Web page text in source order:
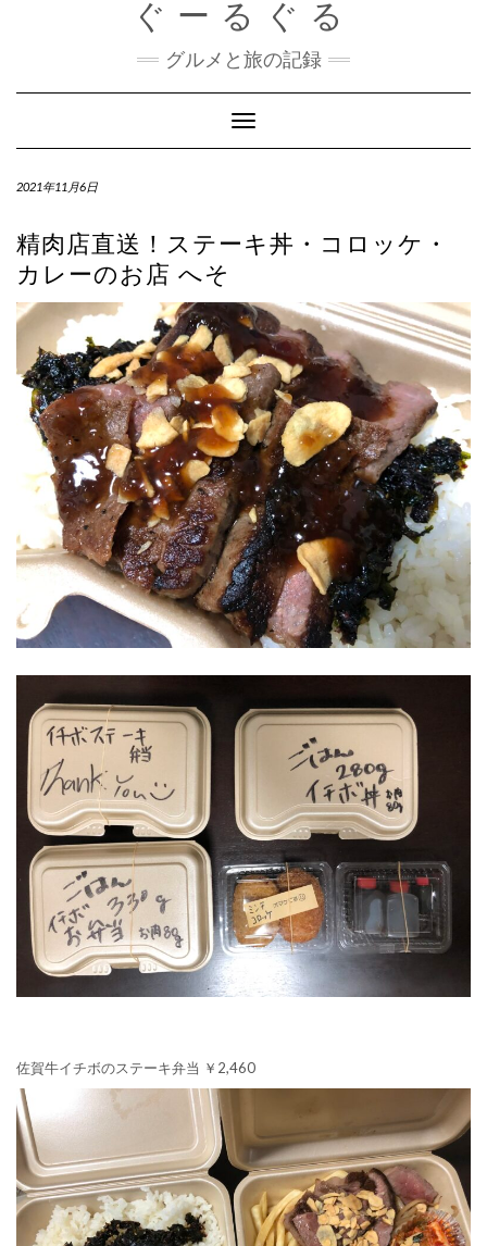
ぐーるぐる
グルメと旅の記録
Toggle
Navigation
2021年11月6日
精肉店直送！ステーキ丼・コロッケ・
カレーのお店 へそ
佐賀牛イチボのステーキ弁当 ￥2,460